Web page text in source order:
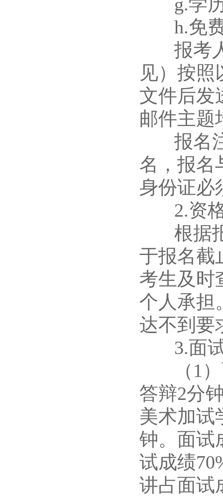
h.免费
报考人
见）按
文件后发
邮件主题
报名注
名，报名
身份证必
2.资格
根据报
于报名截
考生及时
个人承担
达不到要
3.面
（1）
答辩2分
美术加试
钟。面试
试成绩
讲占面试